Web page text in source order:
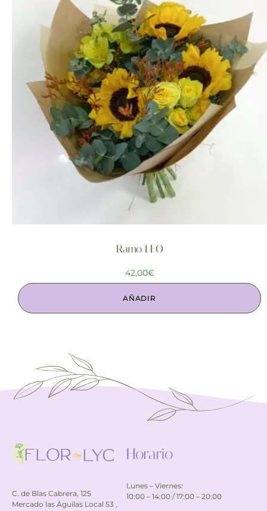
Ramo LEO
42,00€
AÑADIR
C. de Blas Cabrera, 125
Mercado las Águilas Local 53 ,
Horario
Lunes – Viernes:
10:00 – 14:00 / 17:00 – 20:00